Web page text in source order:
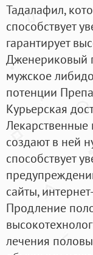
Тадалафил,
способствует
гарантирует
Дженериковый
мужское
потенции
Курьерская
создают в ней
способствует
сайты,
Продление
лечения